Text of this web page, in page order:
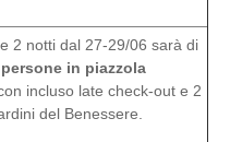
2 notti dal 27-29/06 sarà di
in piazzola
incluso late check-out e 2
del Benessere.